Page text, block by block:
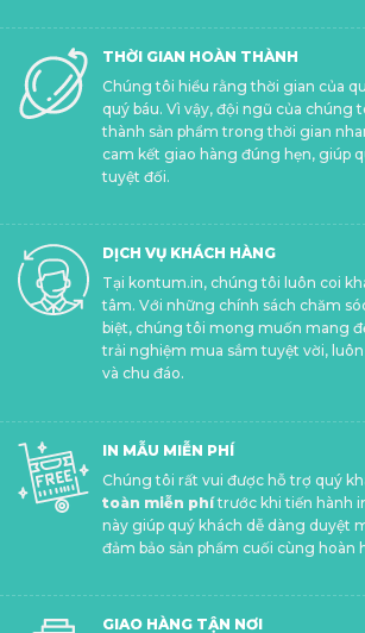
THỜI GIAN HOÀN THÀNH
Chúng tôi hiểu rằng thời gian của
quý báu. Vì vậy, đội ngũ của chúng
thành sản phẩm trong thời gian
cam kết giao hàng đúng hẹn, giúp
tuyệt đối.
DỊCH VỤ KHÁCH HÀNG
Tại kontum.in, chúng tôi luôn coi
tâm. Với những chính sách chăm
biệt, chúng tôi mong muốn mang
trải nghiệm mua sắm tuyệt vời,
và chu đáo.
IN MẪU MIỄN PHÍ
Chúng tôi rất vui được hỗ trợ quý
toàn miễn phítrước khi tiến hành
này giúp quý khách dễ dàng duyệt
đảm bảo sản phẩm cuối cùng hoàn
GIAO HÀNG TẬN NƠI